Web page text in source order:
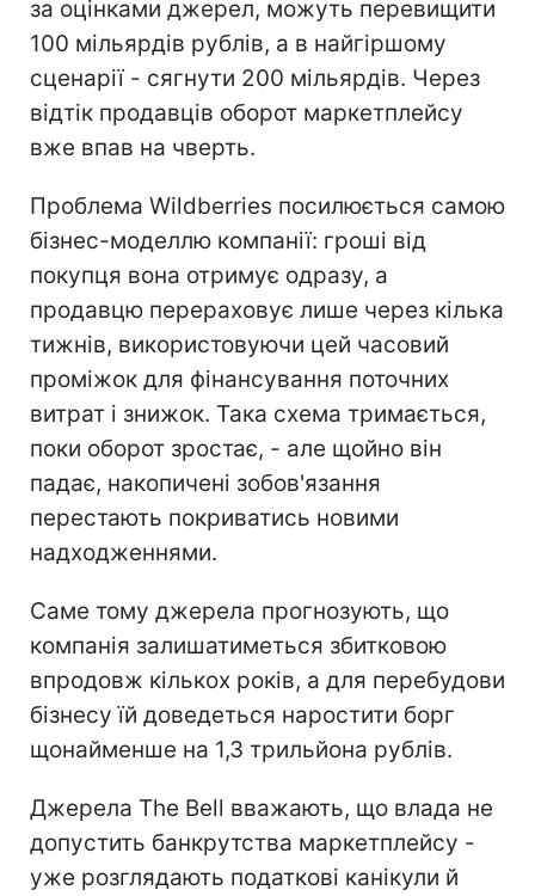
за оцінками джерел, можуть перевищити
100 мільярдів рублів, а в найгіршому
сценарії - сягнути 200 мільярдів. Через
відтік продавців оборот маркетплейсу
вже впав на чверть.
Проблема Wildberries посилюється самою
бізнес-моделлю компанії: гроші від
покупця вона отримує одразу, а
продавцю перераховує лише через кілька
тижнів, використовуючи цей часовий
проміжок для фінансування поточних
витрат і знижок. Така схема тримається,
поки оборот зростає, - але щойно він
падає, накопичені зобов'язання
перестають покриватись новими
надходженнями.
Саме тому джерела прогнозують, що
компанія залишатиметься збитковою
впродовж кількох років, а для перебудови
бізнесу їй доведеться наростити борг
щонайменше на 1,3 трильйона рублів.
Джерела The Bell вважають, що влада не
допустить банкрутства маркетплейсу -
уже розглядають податкові канікули й